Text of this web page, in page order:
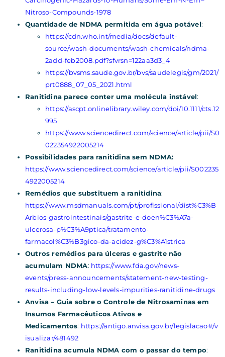
Nitroso-Compounds-1978
Quantidade de NDMA permitida em água potável:
https://cdn.who.int/media/docs/default-
source/wash-documents/wash-chemicals/ndma-
2add-feb2008.pdf?sfvrsn=122aa3d3_4
https://bvsms.saude.gov.br/bvs/saudelegis/gm/2021/
prt0888_07_05_2021.html
Ranitidina parece conter uma molécula instável:
https://ascpt.onlinelibrary.wiley.com/doi/10.1111/cts.12
995
https://www.sciencedirect.com/science/article/pii/S0
022354922005214
Possibilidades para ranitidina sem NDMA:
https://www.sciencedirect.com/science/article/pii/S002235
4922005214
Remédios que substituem a ranitidina:
https://www.msdmanuals.com/pt/profissional/dist%C3%B
Arbios-gastrointestinais/gastrite-e-doen%C3%A7a-
ulcerosa-p%C3%A9ptica/tratamento-
farmacol%C3%B3gico-da-acidez-g%C3%A1strica
Outros remédios para úlceras e gastrite não
acumulam NDMA: https://www.fda.gov/news-
events/press-announcements/statement-new-testing-
results-including-low-levels-impurities-ranitidine-drugs
Anvisa – Guia sobre o Controle de Nitrosaminas em
Insumos Farmacêuticos Ativos e
Medicamentos: https://antigo.anvisa.gov.br/legislacao#/v
isualizar/481492
Ranitidina acumula NDMA com o passar do tempo: